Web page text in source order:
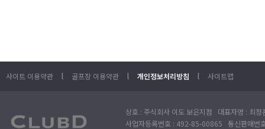
사이트 이용약관 l 골프장 이용약관 l 개인정보처리방침 l 사이트맵
상호 : 주식회사 이도 보은지점 대표자명 : 최
사업자등록번호 : 492-85-00865 통신판매